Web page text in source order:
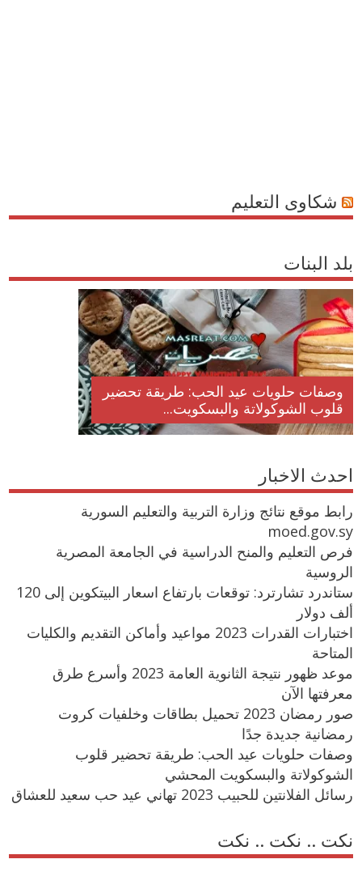
شكاوى التعليم
بلد البنات
وصفات حلويات عيد الحب: طريقة تحضير
قلوب الشوكولاتة والبسكويت...
احدث الاخبار
رابط موقع نتائج وزارة التربية والتعليم السورية
moed.gov.sy
فرص التعليم والمنح الدراسية في الجامعة المصرية
الروسية
ستاندرد تشارترد: توقعات بارتفاع اسعار البيتكوين إلى 120
ألف دولار
اختبارات القدرات 2023 مواعيد وأماكن التقديم والكليات
المتاحة
موعد ظهور نتيجة الثانوية العامة 2023 وأسرع طرق
معرفتها الآن
صور رمضان 2023 تحميل بطاقات وخلفيات كروت
رمضانية جديدة جدًا
وصفات حلويات عيد الحب: طريقة تحضير قلوب
الشوكولاتة والبسكويت المحشي
رسائل الفلانتين للحبيب 2023 تهاني عيد حب سعيد للعشاق
نكت .. نكت .. نكت